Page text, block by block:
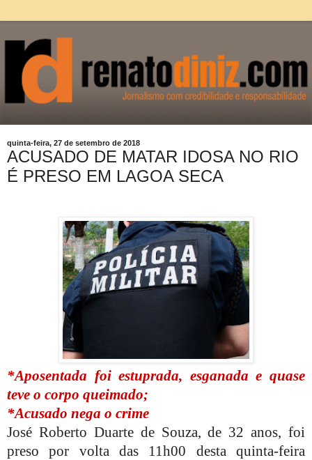
quinta-feira, 27 de setembro de 2018
ACUSADO DE MATAR IDOSA NO RIO
É PRESO EM LAGOA SECA
*Aposentada foi estuprada, esganada e quase
teve o corpo queimado;
*Acusado nega o crime
José Roberto Duarte de Souza, de 32 anos, foi
preso por volta das 11h00 desta quinta-feira